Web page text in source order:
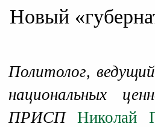
Новый
Политолог,
национальных
ПРИСПНиколай